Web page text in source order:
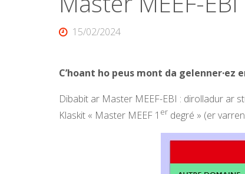
15/02/2024
C’hoant ho peus mont da gelenner·ez
Dibabit ar Master MEEF-EBI : dirolladur ar
Klaskit « Master MEEF 1 erdegré » (er